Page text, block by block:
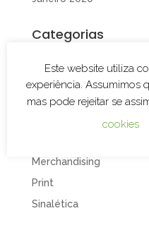
Categorias
Decoração de Viaturas
Design e Publicidade
Merchandising
Print
Sinalética
Este website utiliza
experiência. Assumimos
mas pode rejeitar se
cookies